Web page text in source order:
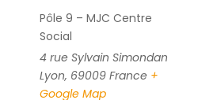
Pôle 9 – MJC Centre
Social
4 rue Sylvain Simondan
Lyon, 69009 France +
Google Map